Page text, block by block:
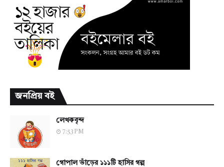
জনপ্রিয় বই
লেখকবৃন্দ
7:53 PM
গোপাল ভাঁড়ের ১১১টি হাসির গল্প